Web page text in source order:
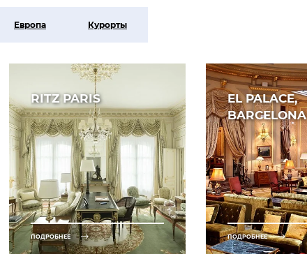
Европа Курорты
RITZ PARIS
ПОДРОБНЕЕ
EL PALACE,
BARCELONA
ПОДРОБНЕЕ